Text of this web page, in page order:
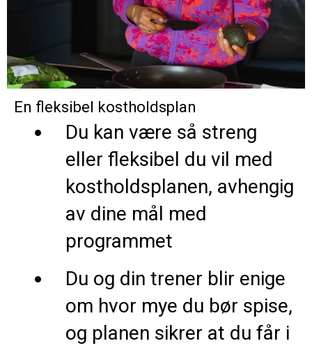
En fleksibel kostholdsplan
Du kan være så streng
eller fleksibel du vil med
kostholdsplanen, avhengig
av dine mål med
programmet
Du og din trener blir enige
om hvor mye du bør spise,
og planen sikrer at du får i